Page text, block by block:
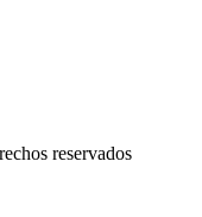
reservados